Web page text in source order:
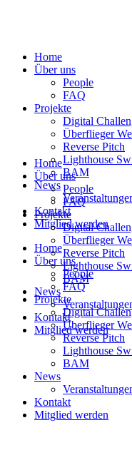
Home
Über uns
People
FAQ
Projekte
Digital
Überflieger
Reverse Pitch
Lighthouse
BAM
News
Kontakt
Mitglied werden
Home
Über uns
People
FAQ
Projekte
Digital
Überflieger
Reverse Pitch
Lighthouse
BAM
News
Kontakt
Mitglied werden
Home
Über uns
People
FAQ
Projekte
Digital
Überflieger
Reverse Pitch
Lighthouse
BAM
News
Kontakt
Mitglied werden